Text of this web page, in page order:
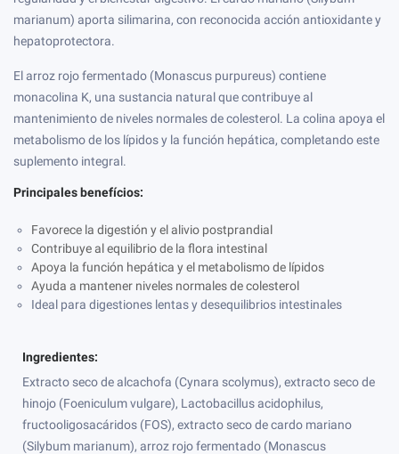
marianum) aporta silimarina, con reconocida acción antioxidante y
hepatoprotectora.
El arroz rojo fermentado (Monascus purpureus) contiene
monacolina K, una sustancia natural que contribuye al
mantenimiento de niveles normales de colesterol. La colina apoya el
metabolismo de los lípidos y la función hepática, completando este
suplemento integral.
Principales benefícios:
Favorece la digestión y el alivio postprandial
Contribuye al equilibrio de la flora intestinal
Apoya la función hepática y el metabolismo de lípidos
Ayuda a mantener niveles normales de colesterol
Ideal para digestiones lentas y desequilibrios intestinales
Ingredientes:
Extracto seco de alcachofa (Cynara scolymus), extracto seco de
hinojo (Foeniculum vulgare), Lactobacillus acidophilus,
fructooligosacáridos (FOS), extracto seco de cardo mariano
(Silybum marianum), arroz rojo fermentado (Monascus